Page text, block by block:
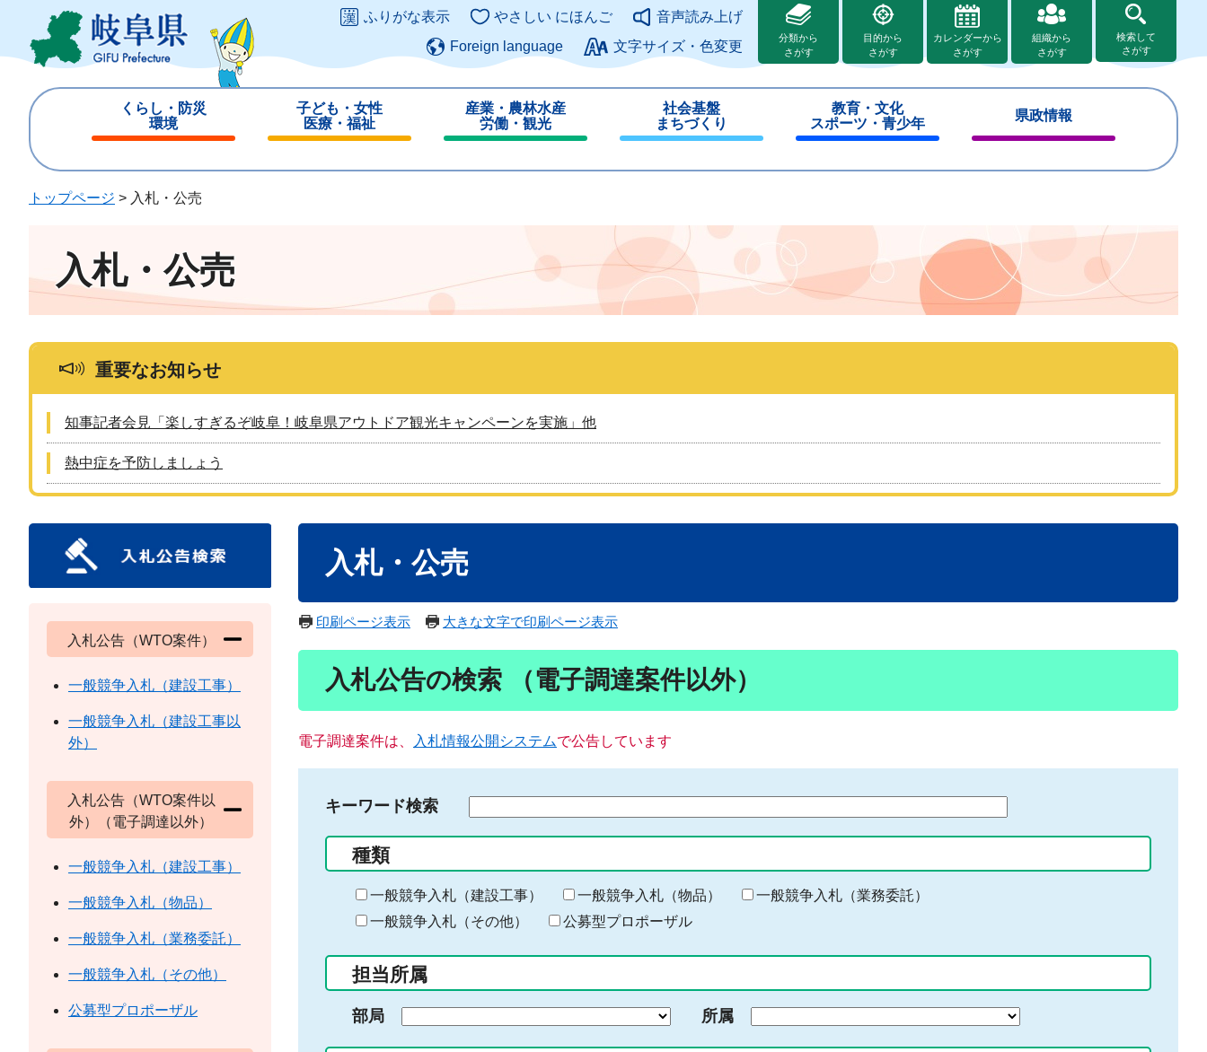
ジ
ュ
このページの本文へ
ふりがな表示 やさしい にほんご
音声読み上げ
Foreign language
文字サイズ・色変更
分類から
さがす
目的から
さがす
カレンダーから
さがす
組織から
さがす
検索して
さがす
くらし・防災
環境
じ
子ども・女性
医療・福祉
じ
産業・農林水産
労働・観光
じ
社会基盤
まちづくり
じ
教育・文化
スポーツ・青少年
じ
県政情報
じ
トップページ > 入札・公売
入札・公売
重要なお知らせ
知事記者会見「楽しすぎるぞ岐阜！岐阜県アウトドア観光キャンペーンを実施」他
熱中症を予防しましょう
入札・公売
印刷ページ表示 大きな文字で印刷ページ表示
入札公告の検索 （電子調達案件以外）
電子調達案件は、 入札情報公開システムで公告しています
キーワード検索
る
キ
ー
ー
入
力
種類
一般競争入札（建設工事） 一般競争入札（物品）
一般競争入札（業務委託）
一般競争入札（その他）
公募型プロポーザル
担当所属
部局 所属
入札公告（WTO案件）
一般競争入札（建設工事）
一般競争入札（建設工事以
外）
入札公告（WTO案件以
外）（電子調達以外）
一般競争入札（建設工事）
一般競争入札（物品）
一般競争入札（業務委託）
一般競争入札（その他）
公募型プロポーザル